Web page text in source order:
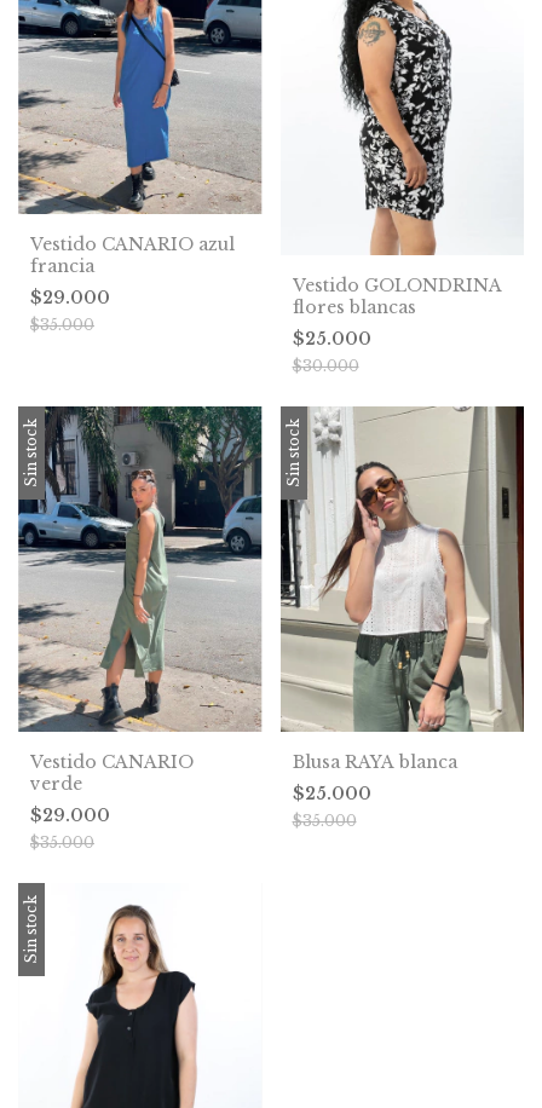
Vestido CANARIO azul
francia
$29.000
$35.000
Vestido GOLONDRINA
flores blancas
$25.000
$30.000
Sin stock
Vestido CANARIO
verde
$29.000
$35.000
Sin stock
Blusa RAYA blanca
$25.000
$35.000
Sin stock